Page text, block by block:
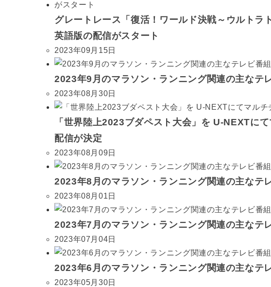
グレートレース「復活！ワールド決戦～ウルトラ
英語版の配信がスタート
2023年09月15日
2023年9月のマラソン・ランニング関連の主なテ
2023年08月30日
「世界陸上2023ブダペスト大会」を U-NEXTに
配信が決定
2023年08月09日
2023年8月のマラソン・ランニング関連の主なテ
2023年08月01日
2023年7月のマラソン・ランニング関連の主なテ
2023年07月04日
2023年6月のマラソン・ランニング関連の主なテ
2023年05月30日